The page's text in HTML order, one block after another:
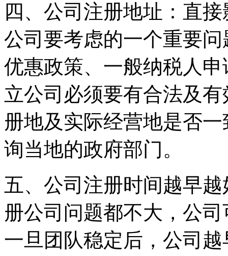
四、公司注册地址：直
公司要考虑的一个重要
优惠政策、一般纳税人
立公司必须要有合法及
册地及实际经营地是否
询当地的政府部门。
五、公司注册时间越早
册公司问题都不大，公
一旦团队稳定后，公司